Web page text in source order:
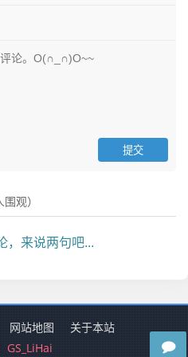
围观）
，来说两句吧...
网站地图
关于本站
GS_LiHai